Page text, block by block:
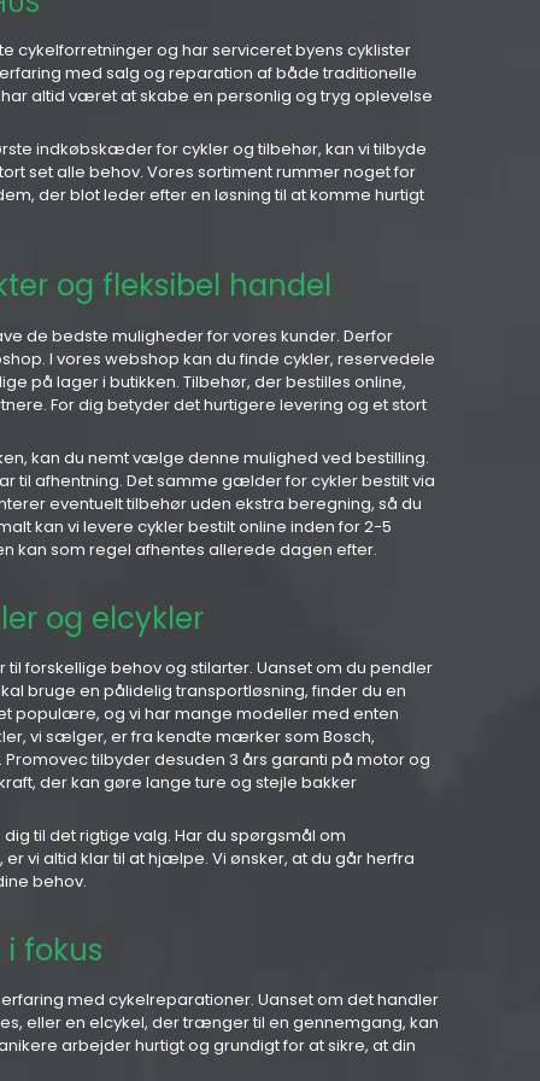
cykelforretninger og har serviceret byens cyklister
erfaring med salg og reparation af både traditionelle
altid været at skabe en personlig og tryg oplevelse
indkøbskæder for cykler og tilbehør, kan vi tilbyde
set alle behov. Vores sortiment rummer noget for
der blot leder efter en løsning til at komme hurtigt
og fleksibel handel
de bedste muligheder for vores kunder. Derfor
I vores webshop kan du finde cykler, reservedele
på lager i butikken. Tilbehør, der bestilles online,
For dig betyder det hurtigere levering og et stort
kan du nemt vælge denne mulighed ved bestilling.
til afhentning. Det samme gælder for cykler bestilt via
eventuelt tilbehør uden ekstra beregning, så du
kan vi levere cykler bestilt online inden for 2-5
kan som regel afhentes allerede dagen efter.
og elcykler
til forskellige behov og stilarter. Uanset om du pendler
bruge en pålidelig transportløsning, finder du en
populære, og vi har mange modeller med enten
vi sælger, er fra kendte mærker som Bosch,
tilbyder desuden 3 års garanti på motor og
der kan gøre lange ture og stejle bakker
til det rigtige valg. Har du spørgsmål om
vi altid klar til at hjælpe. Vi ønsker, at du går herfra
behov.
fokus
med cykelreparationer. Uanset om det handler
eller en elcykel, der trænger til en gennemgang, kan
arbejder hurtigt og grundigt for at sikre, at din